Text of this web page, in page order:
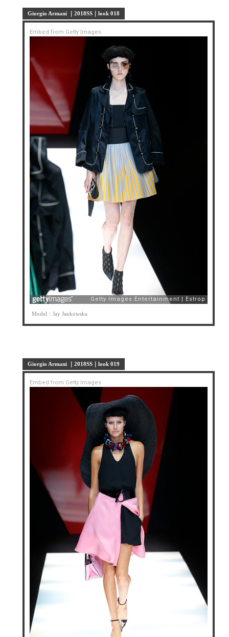
Giorgio Armani ｜2018SS｜look 018
Embed from Getty Images
Model：Jay Jankowska
Giorgio Armani ｜2018SS｜look 019
Embed from Getty Images